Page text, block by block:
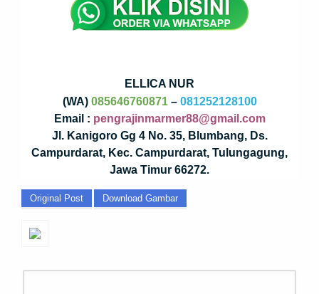
ELLICA NUR
(WA) 085646760871– 081252128100
Email : pengrajinmarmer88@gmail.com
Jl. Kanigoro Gg 4 No. 35, Blumbang, Ds.
Campurdarat, Kec. Campurdarat, Tulungagung,
Jawa Timur 66272.
Original Post Download Gambar